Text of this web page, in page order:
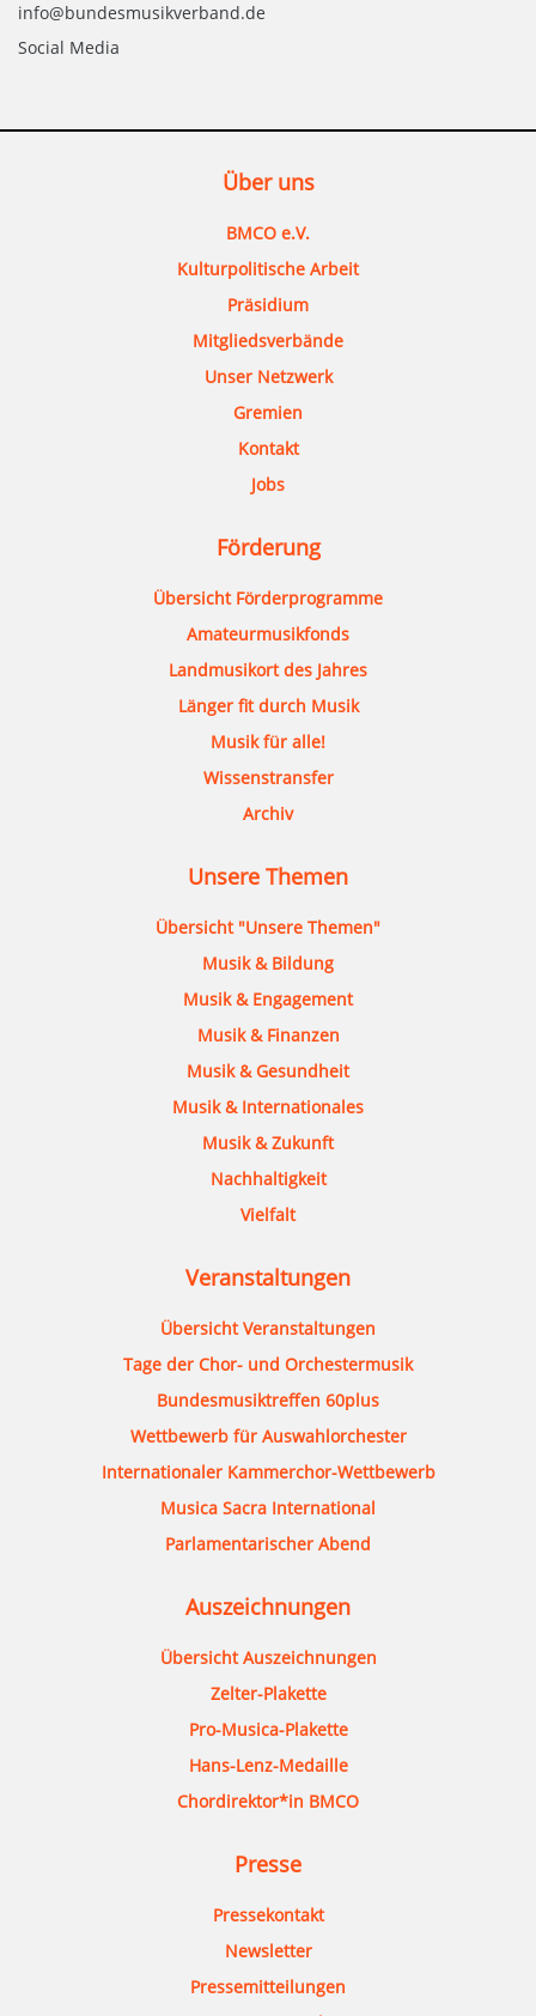
info@bundesmusikverband.de
Social Media
Über uns
BMCO e.V.
Kulturpolitische Arbeit
Präsidium
Mitgliedsverbände
Unser Netzwerk
Gremien
Kontakt
Jobs
Förderung
Übersicht Förderprogramme
Amateurmusikfonds
Landmusikort des Jahres
Länger fit durch Musik
Musik für alle!
Wissenstransfer
Archiv
Unsere Themen
Übersicht "Unsere Themen"
Musik & Bildung
Musik & Engagement
Musik & Finanzen
Musik & Gesundheit
Musik & Internationales
Musik & Zukunft
Nachhaltigkeit
Vielfalt
Veranstaltungen
Übersicht Veranstaltungen
Tage der Chor- und Orchestermusik
Bundesmusiktreffen 60plus
Wettbewerb für Auswahlorchester
Internationaler Kammerchor-Wettbewerb
Musica Sacra International
Parlamentarischer Abend
Auszeichnungen
Übersicht Auszeichnungen
Zelter-Plakette
Pro-Musica-Plakette
Hans-Lenz-Medaille
Chordirektor*in BMCO
Presse
Pressekontakt
Newsletter
Pressemitteilungen